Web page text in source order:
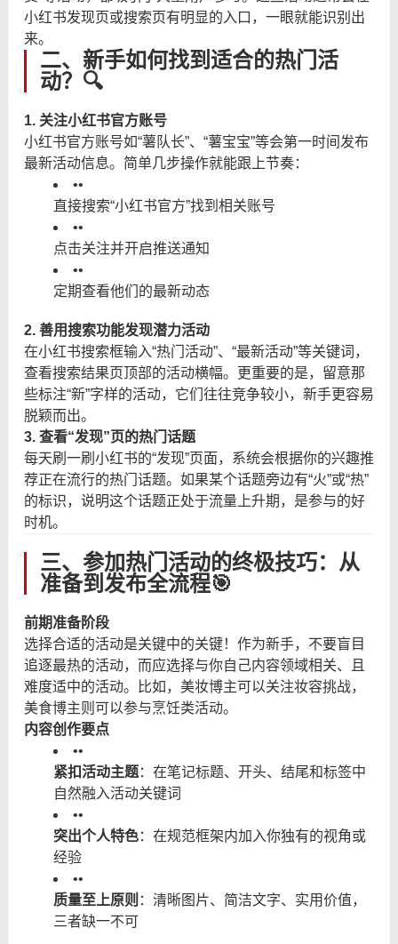
小红书发现页或搜索页有明显的入口，一眼就能识别出
来。
二、新手如何找到适合的热门活
动？🔍
1. 关注小红书官方账号
小红书官方账号如“薯队长”、“薯宝宝”等会第一时间发布
最新活动信息。简单几步操作就能跟上节奏：
••
直接搜索“小红书官方”找到相关账号
••
点击关注并开启推送通知
••
定期查看他们的最新动态
2. 善用搜索功能发现潜力活动
在小红书搜索框输入“热门活动”、“最新活动”等关键词，
查看搜索结果页顶部的活动横幅。更重要的是，留意那
些标注“新”字样的活动，它们往往竞争较小，新手更容易
脱颖而出。
3. 查看“发现”页的热门话题
每天刷一刷小红书的“发现”页面，系统会根据你的兴趣推
荐正在流行的热门话题。如果某个话题旁边有“火”或“热”
的标识，说明这个话题正处于流量上升期，是参与的好
时机。
三、参加热门活动的终极技巧：从
准备到发布全流程🎯
前期准备阶段
选择合适的活动是关键中的关键！作为新手，不要盲目
追逐最热的活动，而应选择与你自己内容领域相关、且
难度适中的活动。比如，美妆博主可以关注妆容挑战，
美食博主则可以参与烹饪类活动。
内容创作要点
••
紧扣活动主题：在笔记标题、开头、结尾和标签中
自然融入活动关键词
••
突出个人特色：在规范框架内加入你独有的视角或
经验
••
质量至上原则 ：清晰图片、简洁文字、实用价值，
三者缺一不可